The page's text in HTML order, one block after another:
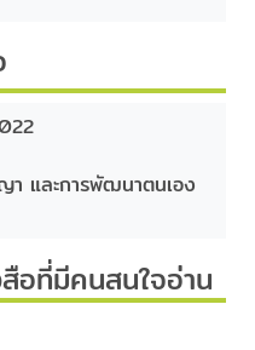
า และการพัฒนาตนเอง
อที่มีคนสนใจอ่าน